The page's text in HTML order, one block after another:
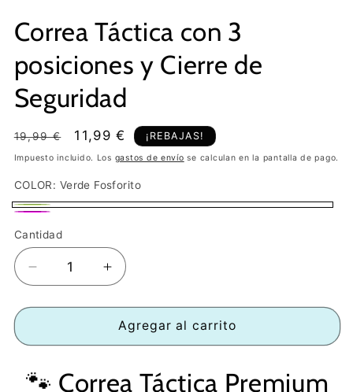
Correa Táctica con 3
posiciones y Cierre de
Seguridad
Precio
habitual
19,99 €
Precio
de
11,99 € ¡REBAJAS!
Impuesto incluido. Los gastos de envío se calculan en la pantalla de pago.
COLOR: Verde Fosforito
Verde
Fosforito
Fucsia
Cantidad
Reducir
cantidad
para
Táctica
3
Aumentar
cantidad
para
Correa
Táctica
3
Agregar al carrito
🐾 Correa Táctica Premium